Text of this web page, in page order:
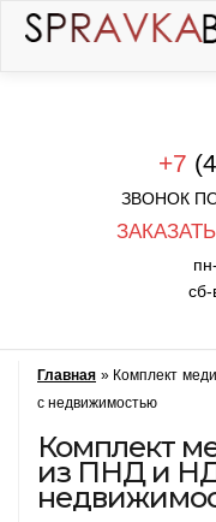
+7
ЗВОНОК
сб-
Главная » Комплект
с недвижимостью
Комплект
из ПНД и